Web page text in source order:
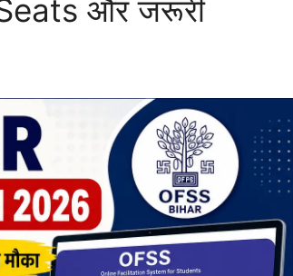
और जरूरी